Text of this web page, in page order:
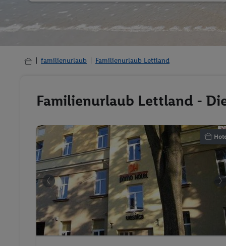
familienurlaub Familienurlaub Lettland
Familienurlaub Lettland -